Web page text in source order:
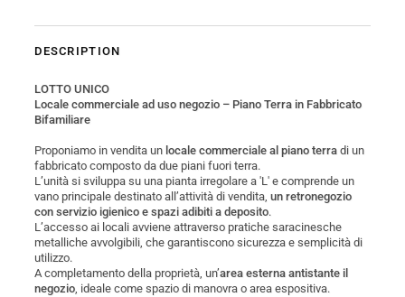
DESCRIPTION
LOTTO UNICO
Locale commerciale ad uso negozio – Piano Terra in Fabbricato
Bifamiliare
Proponiamo in vendita un locale commerciale al piano terradi un
fabbricato composto da due piani fuori terra.
L’unità si sviluppa su una pianta irregolare a 'L' e comprende un
vano principale destinato all’attività di vendita,un retronegozio
con servizio igienico e spazi adibiti a deposito.
L’accesso ai locali avviene attraverso pratiche saracinesche
metalliche avvolgibili, che garantiscono sicurezza e semplicità di
utilizzo.
A completamento della proprietà, un’area esterna antistante il
negozio, ideale come spazio di manovra o area espositiva.